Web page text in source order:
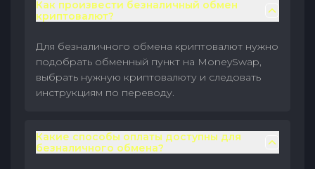
Как произвести безналичный обмен
криптовалют?
Для безналичного обмена криптовалют нужно
подобрать обменный пункт на MoneySwap,
выбрать нужную криптовалюту и следовать
инструкциям по переводу.
Какие способы оплаты доступны для
безналичного обмена?